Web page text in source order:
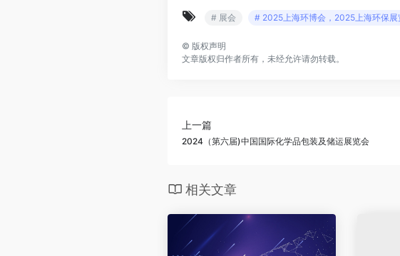
# 展会 # 2025上海环博会，2025上海环保
© 版权声明
文章版权归作者所有，未经允许请勿转载。
上一篇
2024（第六届)中国国际化学品包装及储运展览会
相关文章